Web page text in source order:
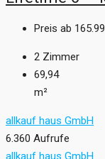
Preis ab
2 Zimmer
69,94
m²
allkauf haus GmbH
6.360 Aufrufe
allkauf haus GmbH